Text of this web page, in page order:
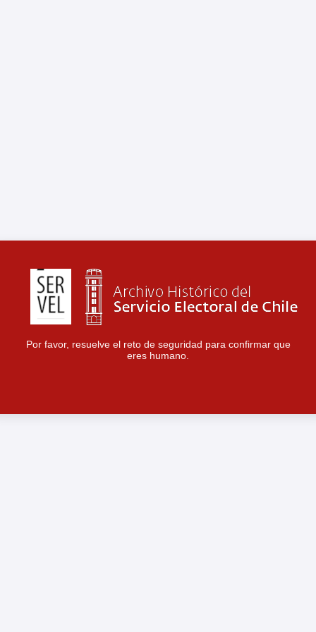
Por favor, resuelve el reto de seguridad para confirmar que
eres humano.